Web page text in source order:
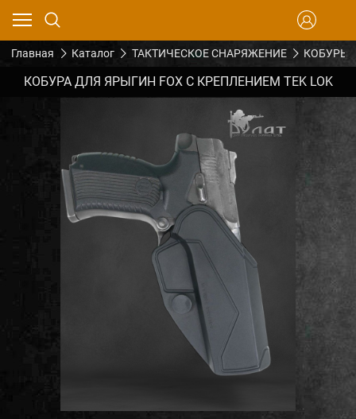
Главная Каталог ТАКТИЧЕСКОЕ СНАРЯЖЕНИЕ КОБУРЫ
КОБУРА ДЛЯ ЯРЫГИН FOX С КРЕПЛЕНИЕМ TEK LOK